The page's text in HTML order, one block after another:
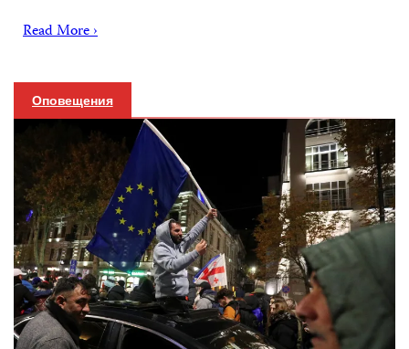
Read More ›
Оповещения